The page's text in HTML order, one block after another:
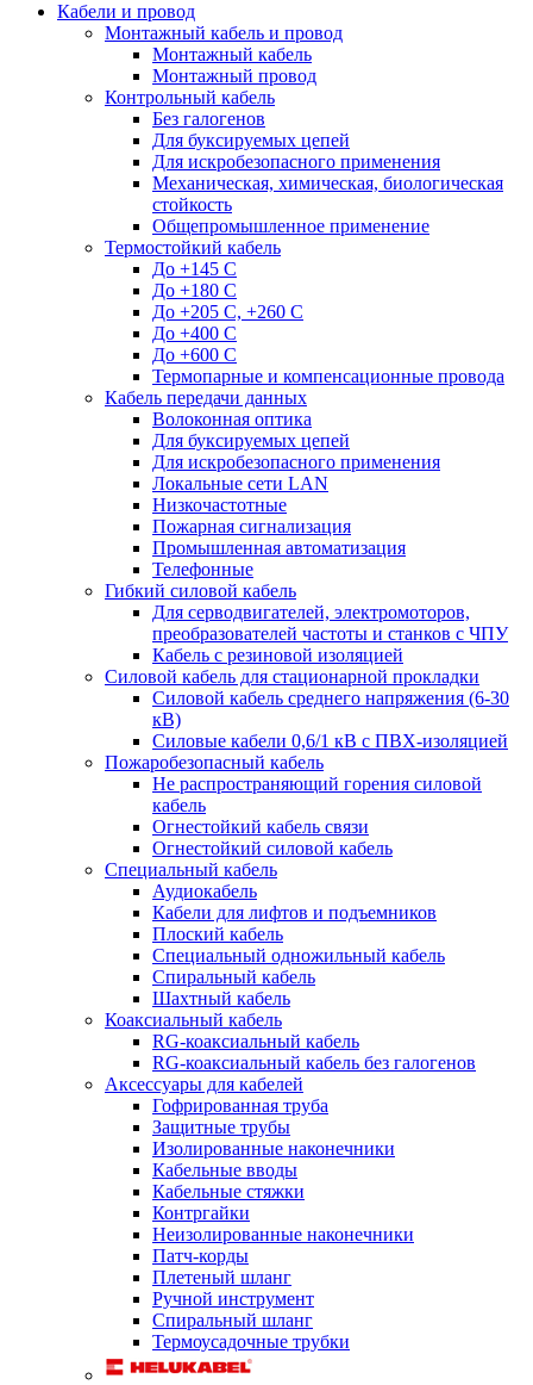
Кабели и провод
Монтажный кабель и провод
Монтажный кабель
Монтажный провод
Контрольный кабель
Без галогенов
Для буксируемых цепей
Для искробезопасного применения
Механическая, химическая, биологическая
стойкость
Общепромышленное применение
Термостойкий кабель
До +145 С
До +180 C
До +205 С, +260 С
До +400 C
До +600 С
Термопарные и компенсационные провода
Кабель передачи данных
Волоконная оптика
Для буксируемых цепей
Для искробезопасного применения
Локальные сети LAN
Низкочастотные
Пожарная сигнализация
Промышленная автоматизация
Телефонные
Гибкий силовой кабель
Для серводвигателей, электромоторов,
преобразователей частоты и станков с ЧПУ
Кабель с резиновой изоляцией
Силовой кабель для стационарной прокладки
Силовой кабель среднего напряжения (6-30
кВ)
Силовые кабели 0,6/1 кВ с ПВХ-изоляцией
Пожаробезопасный кабель
Не распространяющий горения силовой
кабель
Огнестойкий кабель связи
Огнестойкий силовой кабель
Специальный кабель
Аудиокабель
Кабели для лифтов и подъемников
Плоский кабель
Специальный одножильный кабель
Спиральный кабель
Шахтный кабель
Коаксиальный кабель
RG-коаксиальный кабель
RG-коаксиальный кабель без галогенов
Аксессуары для кабелей
Гофрированная труба
Защитные трубы
Изолированные наконечники
Кабельные вводы
Кабельные стяжки
Контргайки
Неизолированные наконечники
Патч-корды
Плетеный шланг
Ручной инструмент
Спиральный шланг
Термоусадочные трубки